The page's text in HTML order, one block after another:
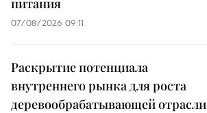
питания
07/08/2026 09:11
Раскрытие потенциала
внутреннего рынка для роста
деревообрабатывающей отрасли